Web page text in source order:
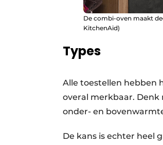
De combi-oven maakt
KitchenAid)
Types
Alle toestellen hebben
overal merkbaar. Denk
onder- en
De kans is echter heel